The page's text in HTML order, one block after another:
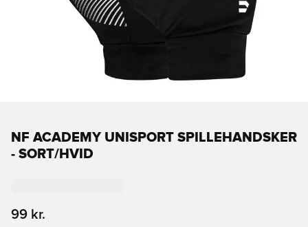
NF ACADEMY UNISPORT SPILLEHANDSKER
- SORT/HVID
99 kr.